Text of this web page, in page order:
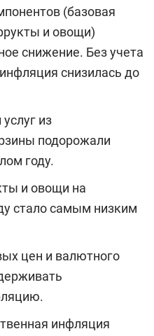
(базовая
и овощи)
снижение. Без учета
снизилась до
из
подорожали
году.
и овощи на
стало самым низким
цен и валютного
инфляция